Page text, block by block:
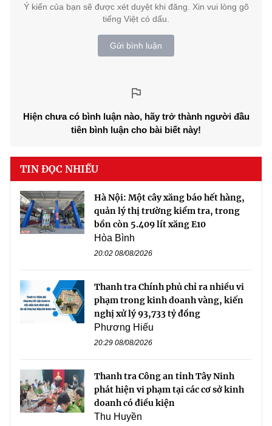
Ý kiến của bạn sẽ được xét duyệt khi đăng. Xin vui lòng gõ
tiếng Việt có dấu.
Gửi bình luận
Hiện chưa có bình luận nào, hãy trở thành người đầu
tiên bình luận cho bài biết này!
TIN ĐỌC NHIỀU
Hà Nội: Một cây xăng báo hết hàng,
quản lý thị trường kiểm tra, trong
bồn còn 5.409 lít xăng E10
Hòa Bình
20:02 08/08/2026
Thanh tra Chính phủ chỉ ra nhiều vi
phạm trong kinh doanh vàng, kiến
nghị xử lý 93,733 tỷ đồng
Phương Hiếu
20:29 08/08/2026
Thanh tra Công an tỉnh Tây Ninh
phát hiện vi phạm tại các cơ sở kinh
doanh có điều kiện
Thu Huyền